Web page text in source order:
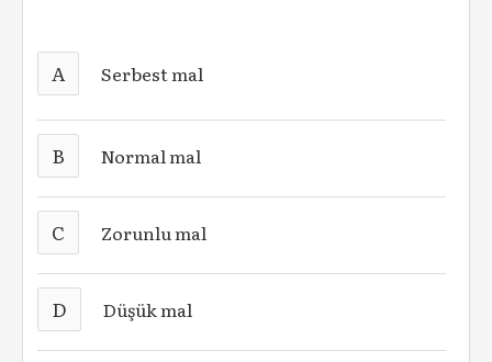
A Serbest mal
B Normal mal
C Zorunlu mal
D Düşük mal